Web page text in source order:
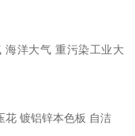
洋大气 重污染工业大
镀铝锌本色板 自洁